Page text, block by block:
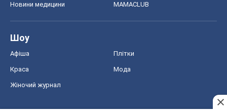
Новини медицини MAMACLUB
Шоу
Афіша Плітки
Краса Мода
Жіночий журнал